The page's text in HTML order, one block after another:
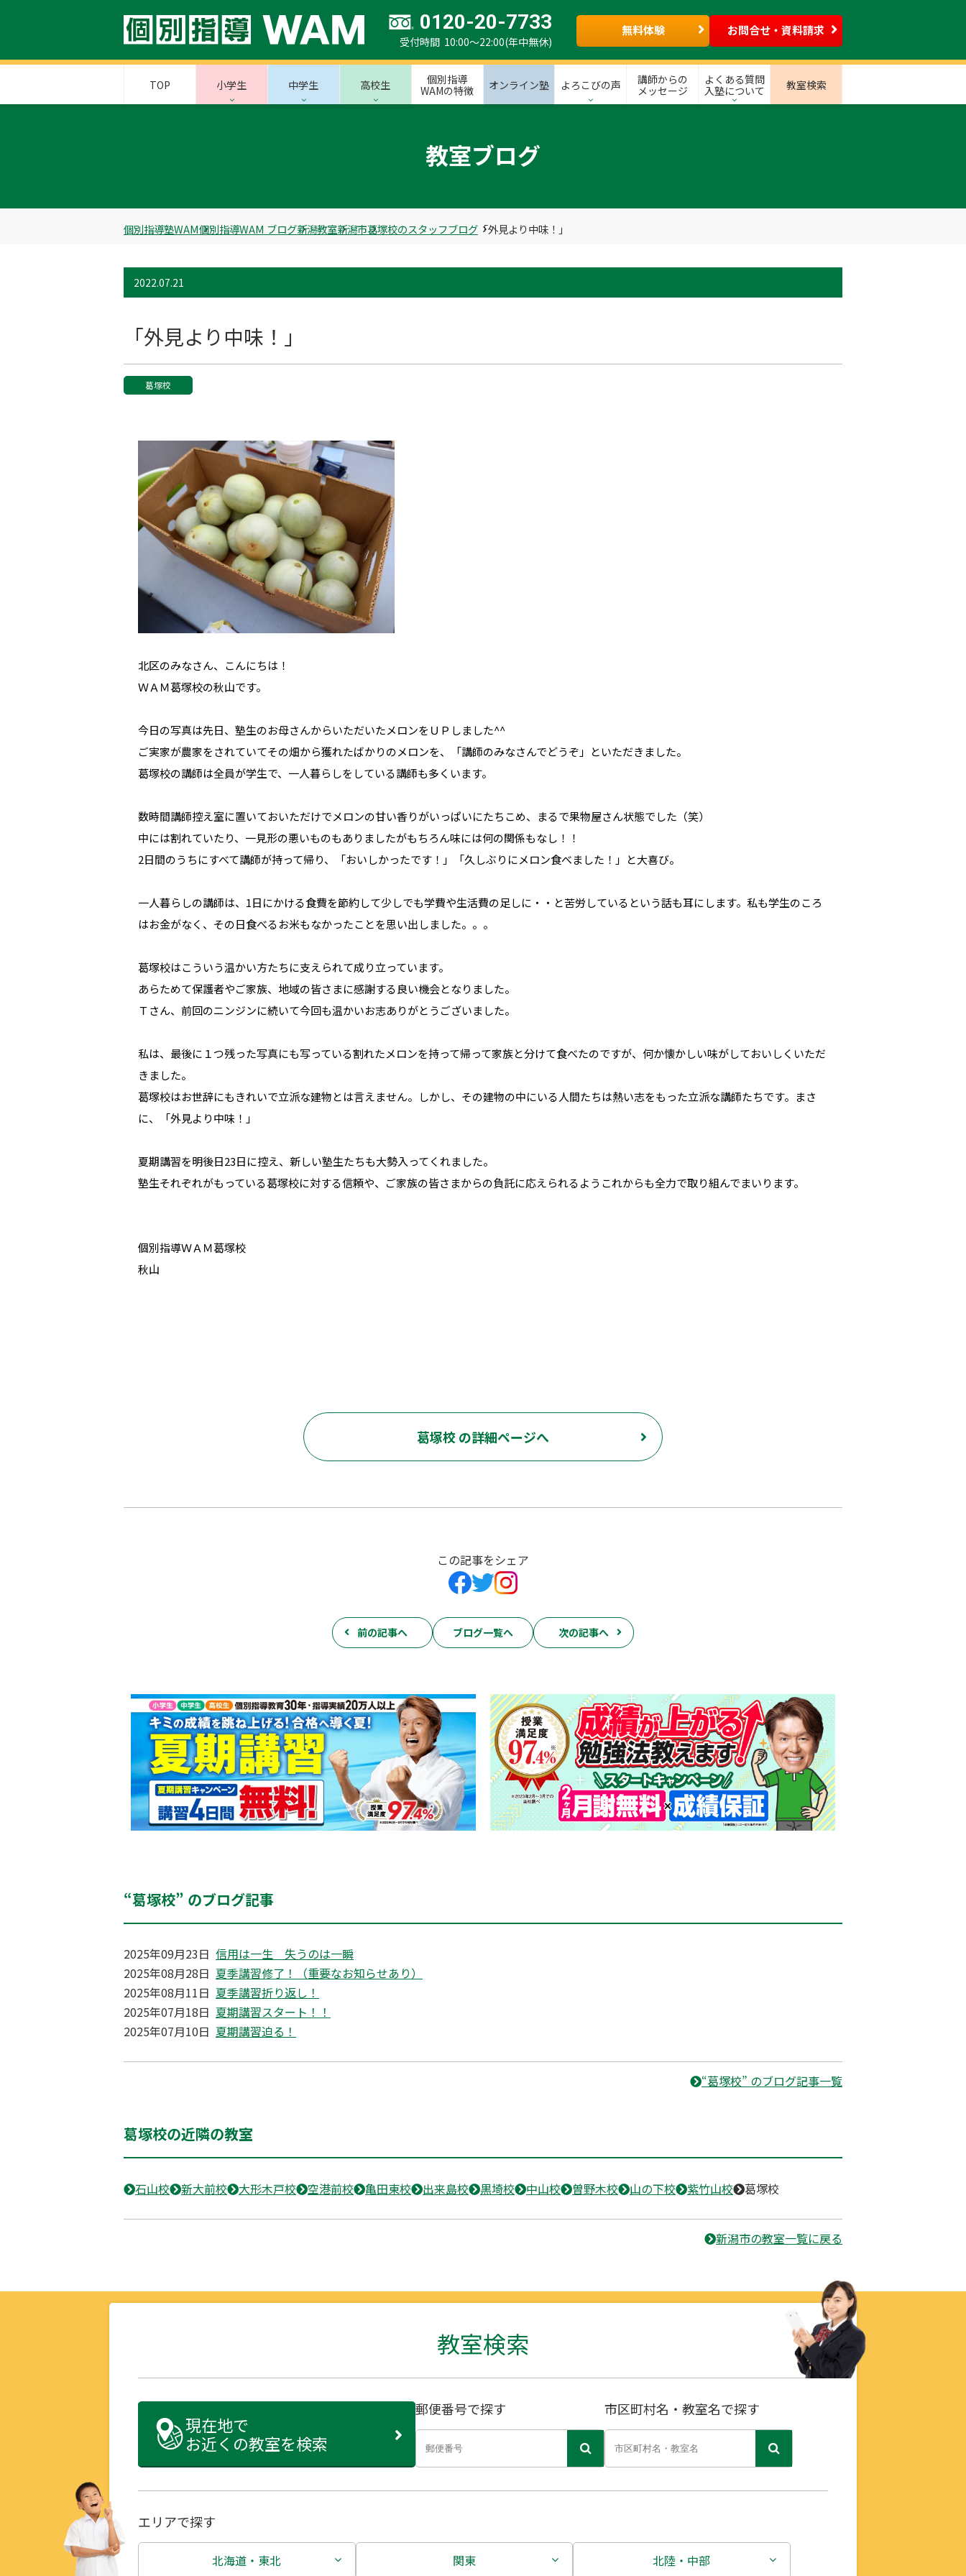
0120-20-7733
受付時間 10:00～22:00(年中無休)
無料体験 お問合せ・資料請求
TOP 小学生 中学生 高校生
個別指導
WAMの特徴
オンライン塾 よろこびの声
講師からの
メッセージ
よくある質問
入塾について
教室検索
教室ブログ
個別指導塾WAM個別指導WAM ブログ新潟教室新潟市葛塚校のスタッフブログ 「外見より中味！」
2022.07.21
「外見より中味！」
葛塚校
北区のみなさん、こんにちは！
ＷＡＭ葛塚校の秋山です。
今日の写真は先日、塾生のお母さんからいただいたメロンをＵＰしました^^
ご実家が農家をされていてその畑から獲れたばかりのメロンを、「講師のみなさんでどうぞ」といただきました。
葛塚校の講師は全員が学生で、一人暮らしをしている講師も多くいます。
数時間講師控え室に置いておいただけでメロンの甘い香りがいっぱいにたちこめ、まるで果物屋さん状態でした（笑）
中には割れていたり、一見形の悪いものもありましたがもちろん味には何の関係もなし！！
2日間のうちにすべて講師が持って帰り、「おいしかったです！」「久しぶりにメロン食べました！」と大喜び。
一人暮らしの講師は、1日にかける食費を節約して少しでも学費や生活費の足しに・・と苦労しているという話も耳にします。私も学生のころ
はお金がなく、その日食べるお米もなかったことを思い出しました。。。
葛塚校はこういう温かい方たちに支えられて成り立っています。
あらためて保護者やご家族、地域の皆さまに感謝する良い機会となりました。
Ｔさん、前回のニンジンに続いて今回も温かいお志ありがとうございました。
私は、最後に１つ残った写真にも写っている割れたメロンを持って帰って家族と分けて食べたのですが、何か懐かしい味がしておいしくいただ
きました。
葛塚校はお世辞にもきれいで立派な建物とは言えません。しかし、その建物の中にいる人間たちは熱い志をもった立派な講師たちです。まさ
に、「外見より中味！」
夏期講習を明後日23日に控え、新しい塾生たちも大勢入ってくれました。
塾生それぞれがもっている葛塚校に対する信頼や、ご家族の皆さまからの負託に応えられるようこれからも全力で取り組んでまいります。
個別指導ＷＡＭ葛塚校
秋山
葛塚校 の詳細ページへ
この記事をシェア
前の記事へ ブログ一覧へ 次の記事へ
“葛塚校” のブログ記事
2025年09月23日 信用は一生 失うのは一瞬
2025年08月28日 夏季講習修了！（重要なお知らせあり）
2025年08月11日 夏季講習折り返し！
2025年07月18日 夏期講習スタート！！
2025年07月10日 夏期講習迫る！
“葛塚校” のブログ記事一覧
葛塚校の近隣の教室
石山校 新大前校 大形木戸校 空港前校 亀田東校 出来島校 黒埼校 中山校 曽野木校 山の下校 紫竹山校 葛塚校
新潟市の教室一覧に戻る
教室検索
現在地で
お近くの教室を検索
郵便番号で探す 市区町村名・教室名で探す
エリアで探す
北海道・東北 関東 北陸・中部